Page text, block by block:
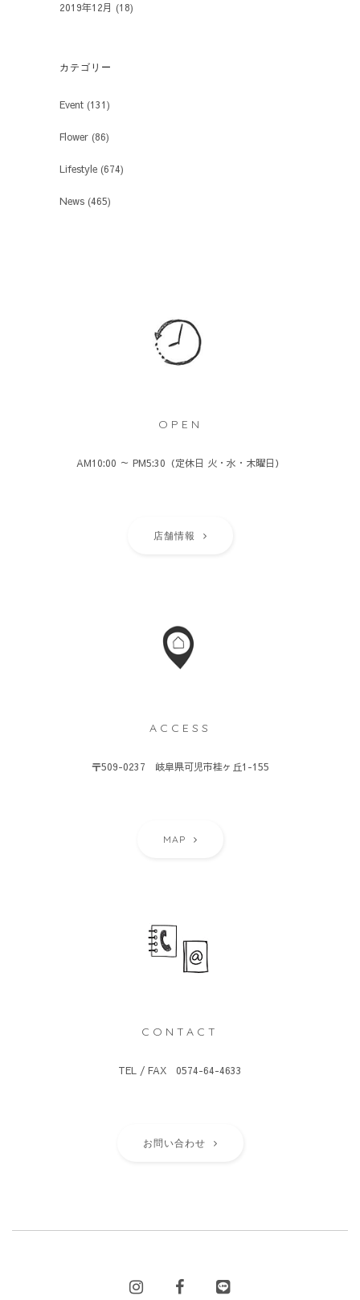
2019年12月 (18)
カテゴリー
Event (131)
Flower (86)
Lifestyle (674)
News (465)
OPEN
AM10:00 ～ PM5:30（定休日 火・水・木曜日）
店舗情報
ACCESS
〒509-0237 岐阜県可児市桂ヶ丘1-155
MAP
CONTACT
TEL / FAX 0574-64-4633
お問い合わせ